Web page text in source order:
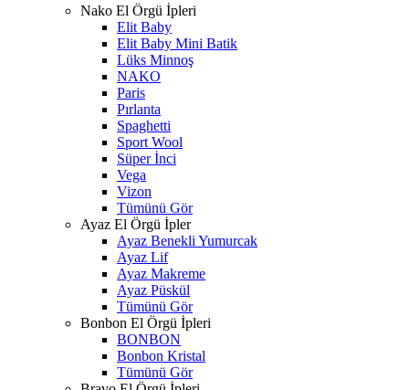
Nako El Örgü İpleri
Elit Baby
Elit Baby Mini Batik
Lüks Minnoş
NAKO
Paris
Pırlanta
Spaghetti
Sport Wool
Süper İnci
Vega
Vizon
Tümünü Gör
Ayaz El Örgü İpler
Ayaz Benekli Yumurcak
Ayaz Lif
Ayaz Makreme
Ayaz Püskül
Tümünü Gör
Bonbon El Örgü İpleri
BONBON
Bonbon Kristal
Tümünü Gör